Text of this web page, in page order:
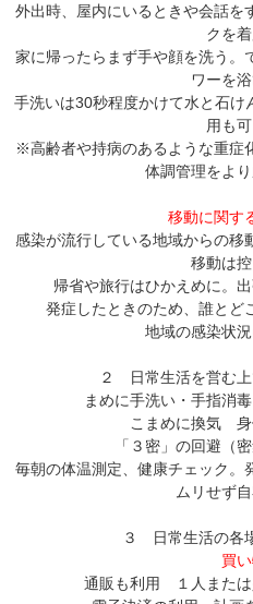
外出時、屋内にいるときや会話を
クを着
家に帰ったらまず手や顔を洗う。
ワーを浴
手洗いは30秒程度かけて水と石け
用も可
※高齢者や持病のあるような重症
体調管理をより
移動に関す
感染が流行している地域からの移
移動は控
帰省や旅行はひかえめに。
発症したときのため、誰とど
地域の感染状況
２ 日常生活を営む
まめに手洗い・手指消
こまめに換気 身
「３密」の回避（
毎朝の体温測定、健康チェック。
ムリせず
３ 日常生活の各
買
通販も利用 １人または